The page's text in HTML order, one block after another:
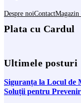
Despre noiContactMagazin
Plata cu Cardul
Ultimele posturi
Siguranța la Locul de
Soluții pentru